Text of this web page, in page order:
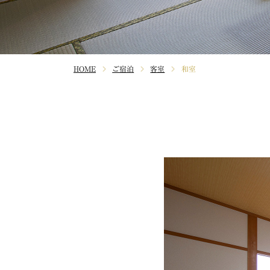
HOME ご宿泊 客室 和室